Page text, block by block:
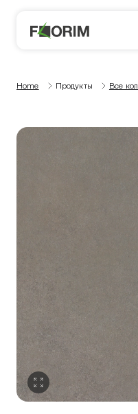
Home Продукты Все